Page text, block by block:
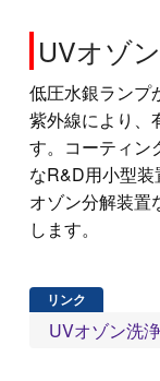
UVオゾ
低圧水銀ランプ
紫外線により、
す。コーティン
なR&D用小型
オゾン分解装置
します。
UVオゾン洗